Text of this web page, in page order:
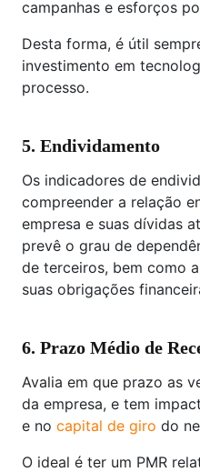
campanhas e esforços
Desta forma, é útil
investimento em
processo.
5. Endividamento
Os indicadores de
compreender a relação
empresa e suas dívidas
prevê o grau de
de terceiros, bem como
suas obrigações
6. Prazo Médio de
Avalia em que prazo as
da empresa, e tem
e no capital de giro do
O ideal é ter um PMR